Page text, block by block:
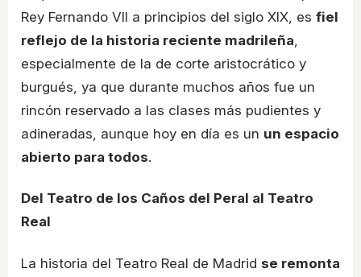
Rey Fernando VII a principios del siglo XIX, es fiel
reflejo de la historia reciente madrileña
especialmente de la de corte aristocrático y
burgués, ya que durante muchos años fue un
rincón reservado a las clases más pudientes y
adineradas, aunque hoy en día es un un espacio
abierto para todos.
Del Teatro de los Caños del Peral al Teatro
Real
La historia del Teatro Real de Madrid se remonta